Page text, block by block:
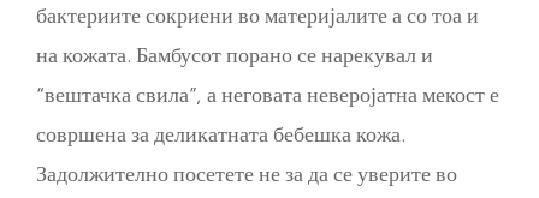
бактериите сокриени во материјалите а со тоа и
на кожата. Бамбусот порано се нарекувал и
“вештачка свила”, а неговата неверојатна мекост е
совршена за деликатната бебешка кожа.
Задолжително посетете не за да се уверите во